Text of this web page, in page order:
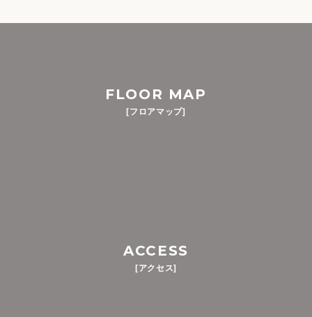
FLOOR MAP
[フロアマップ]
ACCESS
[アクセス]